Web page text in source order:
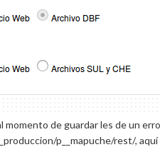
de guardar les de un
p__mapuche/rest/,